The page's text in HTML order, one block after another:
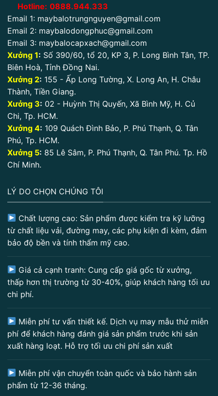
Hotline: 0888.944.333
Email 1: maybalotrungnguyen@gmail.com
Email 2: maybalodongphuc@gmail.com
Email 3: maybalocapxach@gmail.com
Xưởng 1: Số 390/60, tổ 20, KP 3, P. Long Bình Tân, TP.
Biên Hoà, Tỉnh Đồng Nai.
Xưởng 2: 155 - Ấp Long Tường, X. Long An, H. Châu
Thành, Tiền Giang.
Xưởng 3: 02 - Huỳnh Thị Quyến, Xã Bình Mỹ, H. Củ
Chi, Tp. HCM.
Xưởng 4: 109 Quách Đình Bảo, P. Phú Thạnh, Q. Tân
Phú, Tp. HCM.
Xưởng 5: 85 Lê Sâm, P. Phú Thạnh, Q. Tân Phú. Tp. Hồ
Chí Minh.
LÝ DO CHỌN CHÚNG TÔI
Chất lượng cao: Sản phẩm được kiểm tra kỹ lưỡng
từ chất liệu vải, đường may, các phụ kiện đi kèm, đảm
bảo độ bền và tính thẩm mỹ cao.
Giá cả cạnh tranh: Cung cấp giá gốc từ xưởng,
thấp hơn thị trường từ 30-40%, giúp khách hàng tối ưu
chi phí.
Miễn phí tư vấn thiết kế. Dịch vụ may mẫu thử miễn
phí để khách hàng đánh giá sản phẩm trước khi sản
xuất hàng loạt. Hỗ trợ tối ưu chi phí sản xuất
Miễn phí vận chuyển toàn quốc và bảo hành sản
phẩm từ 12-36 tháng.